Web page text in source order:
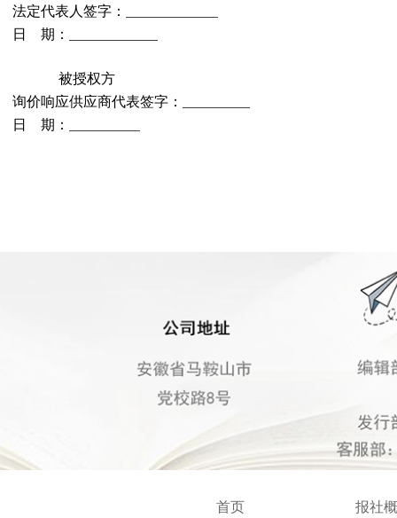
法定代表人签字：
日
期：
被授权方
询价响应供应商代表签字：
日
期：
首页 报社